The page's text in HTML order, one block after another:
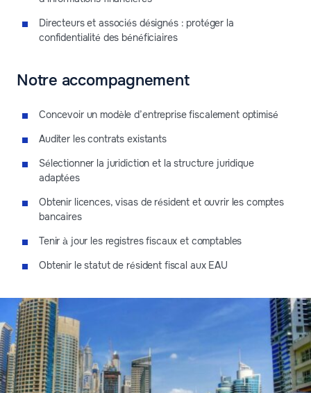
Directeurs et associés désignés : protéger la
confidentialité des bénéficiaires
Notre accompagnement
Concevoir un modèle d’entreprise fiscalement optimisé
Auditer les contrats existants
Sélectionner la juridiction et la structure juridique
adaptées
Obtenir licences, visas de résident et ouvrir les comptes
bancaires
Tenir à jour les registres fiscaux et comptables
Obtenir le statut de résident fiscal aux EAU